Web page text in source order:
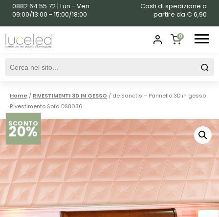
0882 64 55 72 | Lun - Ven
09:00/13:00 - 15:00/18:00
Costi di spedizione a
partire da € 6,90
0
SHOPPING
Home / RIVESTIMENTI 3D IN GESSO / de Sanctis – Pannello 3D in gesso
Rivestimento Sofa DS8036
SCONTO
20%